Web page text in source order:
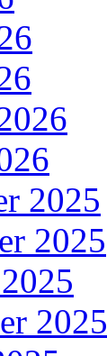
2025
2025
2025